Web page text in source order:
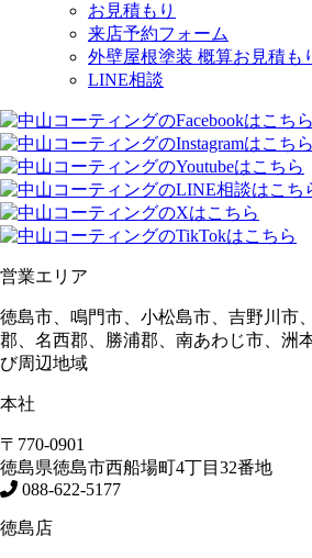
お見積もり
来店予約フォーム
外壁屋根塗装 概算お見積も
LINE相談
営業エリア
徳島市、鳴門市、小松島市、吉野川市
郡、名西郡、勝浦郡、南あわじ市、洲
び周辺地域
本社
〒770-0901
徳島県徳島市西船場町4丁目32番地
088-622-5177
徳島店